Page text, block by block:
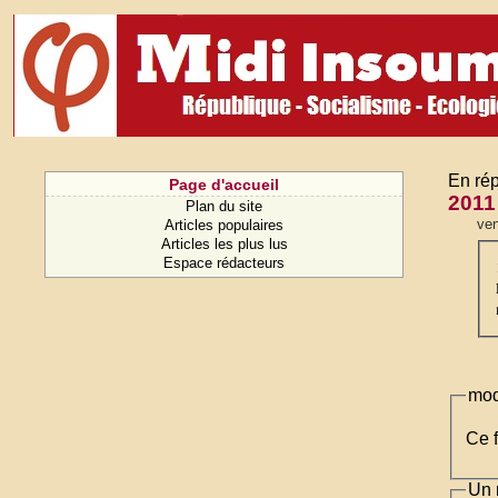
Page d'accueil
Plan du site
Articles populaires
Articles les plus lus
Espace rédacteurs
En
Ce
Un